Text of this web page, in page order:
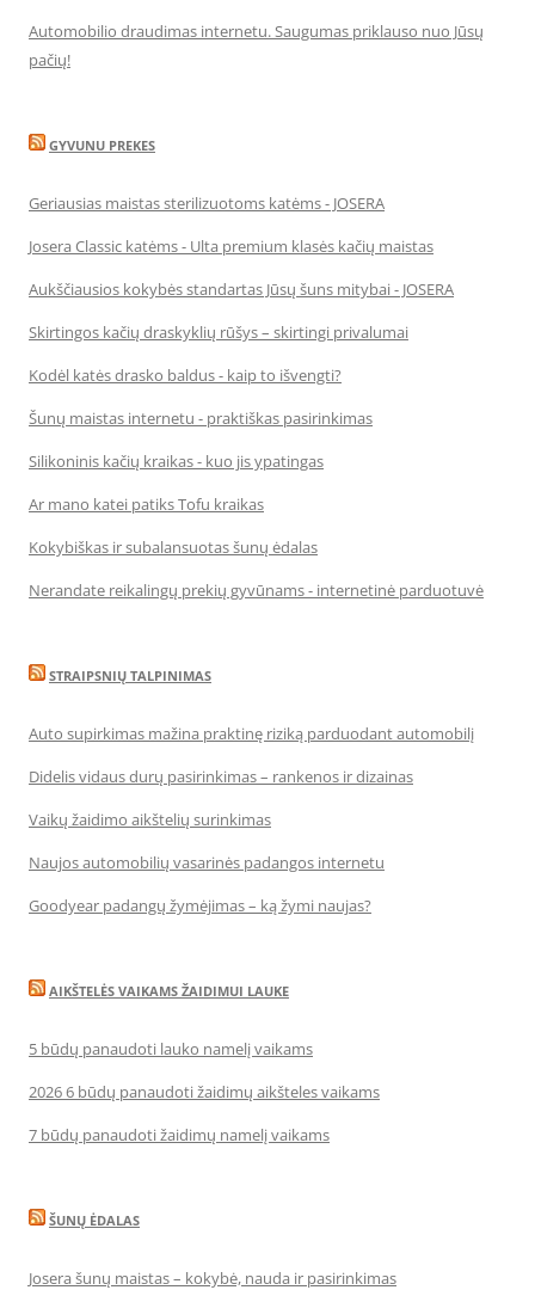
Automobilio draudimas internetu. Saugumas priklauso nuo Jūsų
pačių!
GYVUNU PREKES
Geriausias maistas sterilizuotoms katėms - JOSERA
Josera Classic katėms - Ulta premium klasės kačių maistas
Aukščiausios kokybės standartas Jūsų šuns mitybai - JOSERA
Skirtingos kačių draskyklių rūšys – skirtingi privalumai
Kodėl katės drasko baldus - kaip to išvengti?
Šunų maistas internetu - praktiškas pasirinkimas
Silikoninis kačių kraikas - kuo jis ypatingas
Ar mano katei patiks Tofu kraikas
Kokybiškas ir subalansuotas šunų ėdalas
Nerandate reikalingų prekių gyvūnams - internetinė parduotuvė
STRAIPSNIŲ TALPINIMAS
Auto supirkimas mažina praktinę riziką parduodant automobilį
Didelis vidaus durų pasirinkimas – rankenos ir dizainas
Vaikų žaidimo aikštelių surinkimas
Naujos automobilių vasarinės padangos internetu
Goodyear padangų žymėjimas – ką žymi naujas?
AIKŠTELĖS VAIKAMS ŽAIDIMUI LAUKE
5 būdų panaudoti lauko namelį vaikams
2026 6 būdų panaudoti žaidimų aikšteles vaikams
7 būdų panaudoti žaidimų namelį vaikams
ŠUNŲ ĖDALAS
Josera šunų maistas – kokybė, nauda ir pasirinkimas